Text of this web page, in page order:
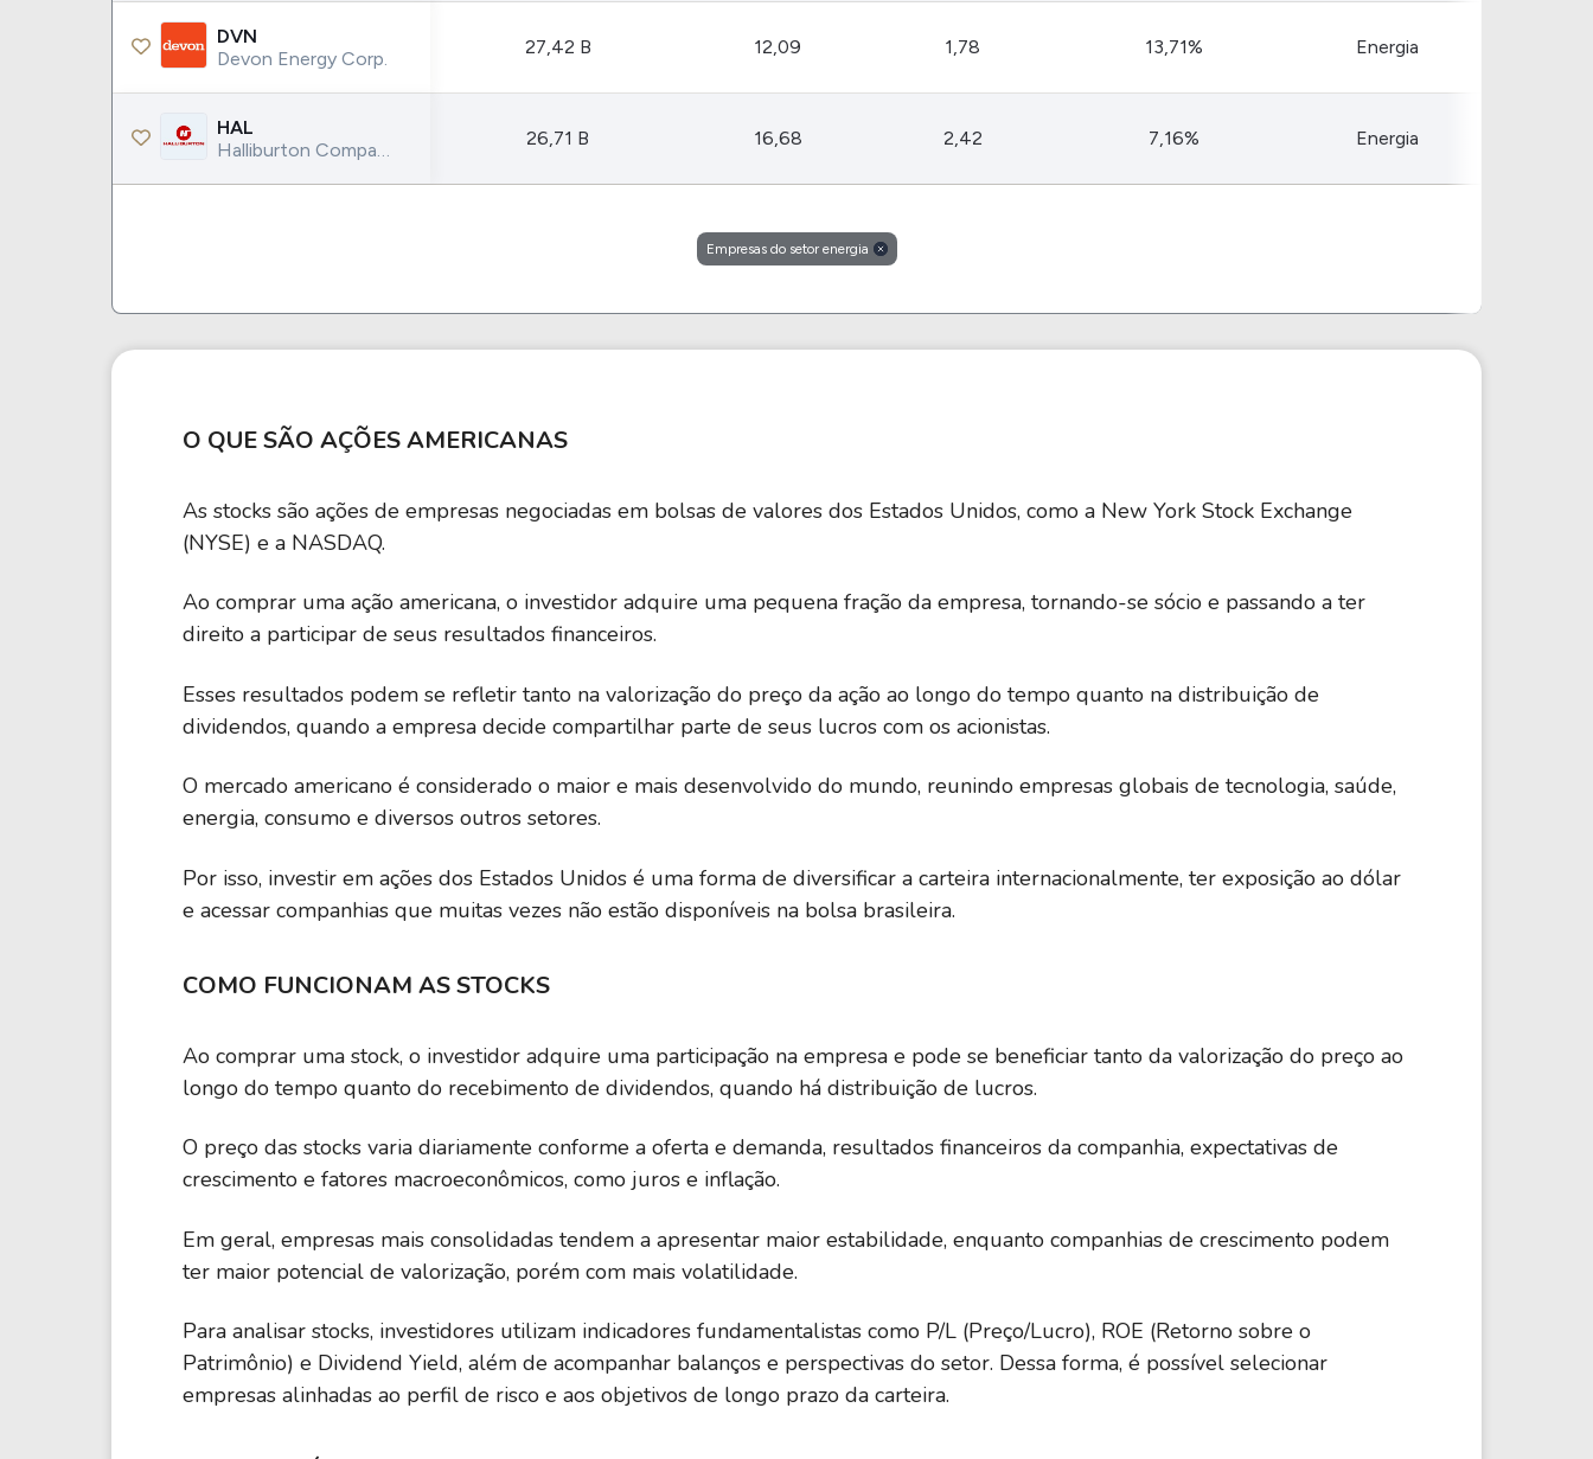
DVN
Devon Energy Corp.
27,42 B 12,09 1,78 13,71% Energia
HAL
Halliburton Company
26,71 B 16,68 2,42 7,16% Energia
Empresas do setor energia
O QUE SÃO AÇÕES AMERICANAS
As stocks são ações de empresas negociadas em bolsas de valores dos Estados Unidos, como a New York Stock Exchange
(NYSE) e a NASDAQ.
Ao comprar uma ação americana, o investidor adquire uma pequena fração da empresa, tornando-se sócio e passando a ter
direito a participar de seus resultados financeiros.
Esses resultados podem se refletir tanto na valorização do preço da ação ao longo do tempo quanto na distribuição de
dividendos, quando a empresa decide compartilhar parte de seus lucros com os acionistas.
O mercado americano é considerado o maior e mais desenvolvido do mundo, reunindo empresas globais de tecnologia, saúde,
energia, consumo e diversos outros setores.
Por isso, investir em ações dos Estados Unidos é uma forma de diversificar a carteira internacionalmente, ter exposição ao dólar
e acessar companhias que muitas vezes não estão disponíveis na bolsa brasileira.
COMO FUNCIONAM AS STOCKS
Ao comprar uma stock, o investidor adquire uma participação na empresa e pode se beneficiar tanto da valorização do preço ao
longo do tempo quanto do recebimento de dividendos, quando há distribuição de lucros.
O preço das stocks varia diariamente conforme a oferta e demanda, resultados financeiros da companhia, expectativas de
crescimento e fatores macroeconômicos, como juros e inflação.
Em geral, empresas mais consolidadas tendem a apresentar maior estabilidade, enquanto companhias de crescimento podem
ter maior potencial de valorização, porém com mais volatilidade.
Para analisar stocks, investidores utilizam indicadores fundamentalistas como P/L (Preço/Lucro), ROE (Retorno sobre o
Patrimônio) e Dividend Yield, além de acompanhar balanços e perspectivas do setor. Dessa forma, é possível selecionar
empresas alinhadas ao perfil de risco e aos objetivos de longo prazo da carteira.